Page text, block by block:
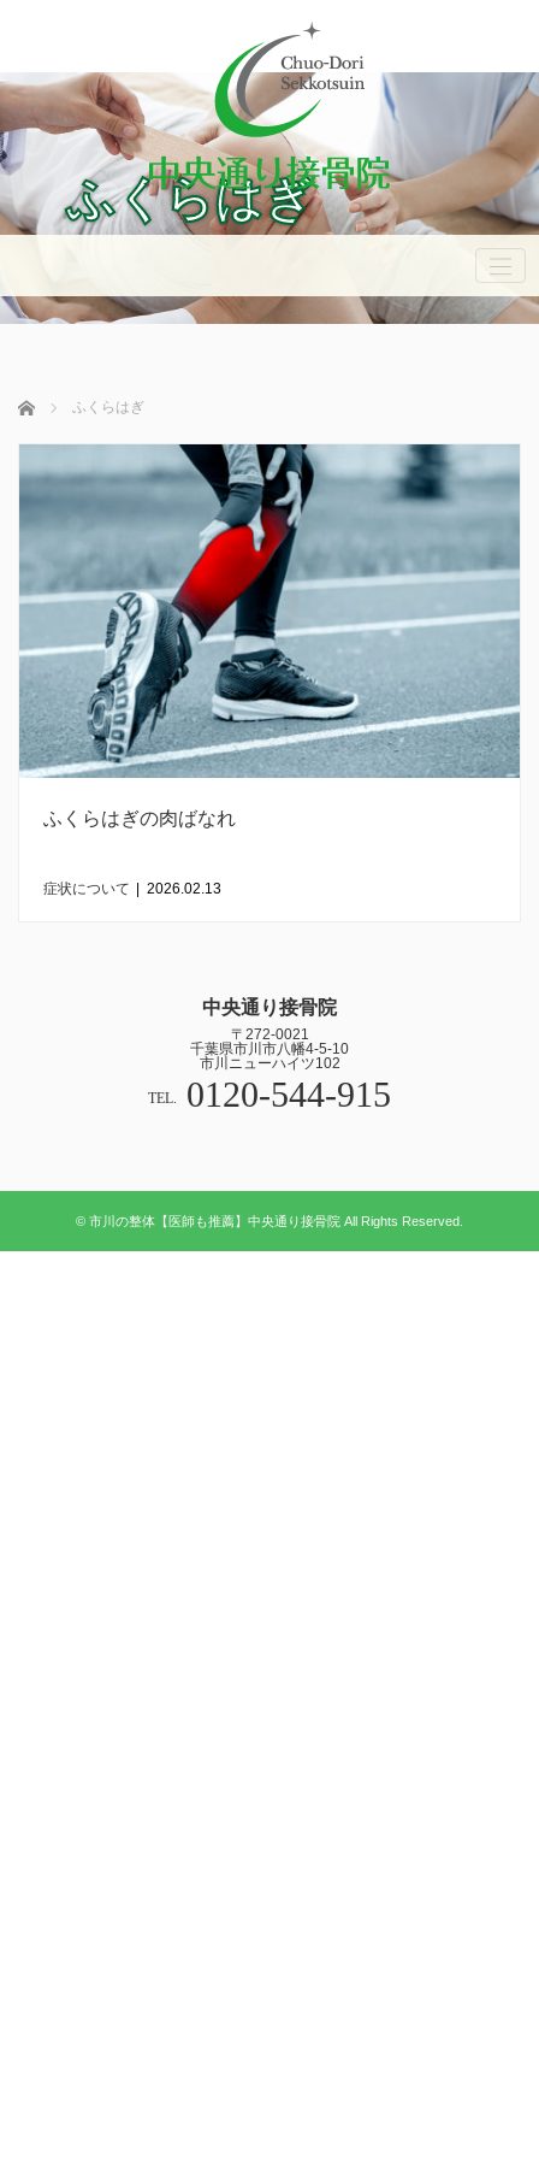
ふくらはぎ
ホーム ふくらはぎ
ふくらはぎの肉ばなれ
症状について | 2026.02.13
中央通り接骨院
〒272-0021
千葉県市川市八幡4-5-10
市川ニューハイツ102
TEL. 0120-544-915
© 市川の整体【医師も推薦】中央通り接骨院 All Rights Reserved.